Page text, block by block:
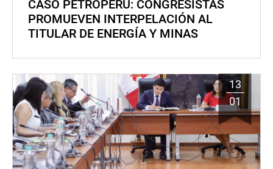
CASO PETROPERÚ: CONGRESISTAS
PROMUEVEN INTERPELACIÓN AL
TITULAR DE ENERGÍA Y MINAS
13
01